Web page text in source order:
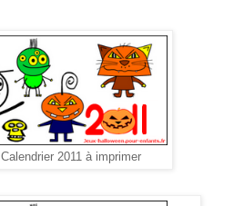
Calendrier 2011 à imprimer